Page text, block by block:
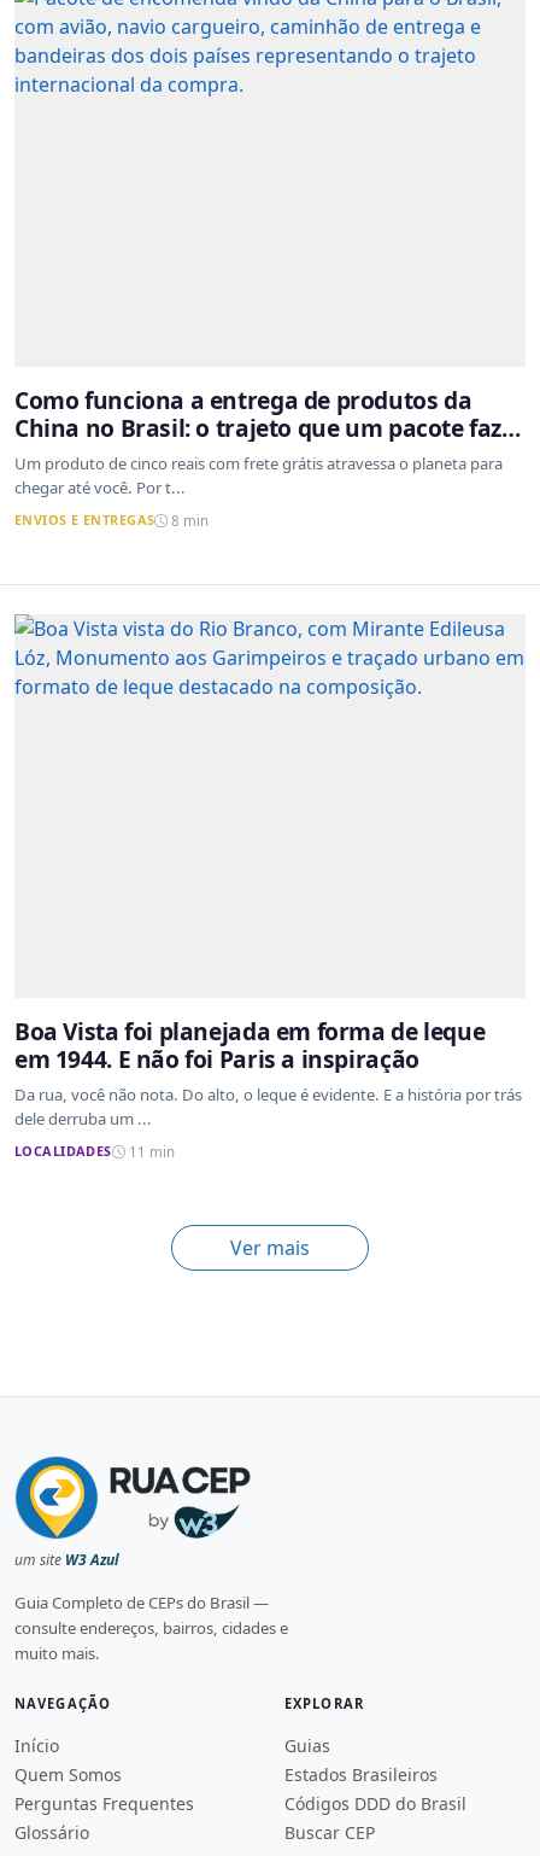
Como funciona a entrega de produtos da
China no Brasil: o trajeto que um pacote faz
do outro lado do mundo até a sua casa
Um produto de cinco reais com frete grátis atravessa o planeta para
chegar até você. Por t...
ENVIOS E ENTREGAS 8 min
Boa Vista foi planejada em forma de leque
em 1944. E não foi Paris a inspiração
Da rua, você não nota. Do alto, o leque é evidente. E a história por trás
dele derruba um ...
LOCALIDADES 11 min
Ver mais
um site W3 Azul
Guia Completo de CEPs do Brasil —
consulte endereços, bairros, cidades e
muito mais.
NAVEGAÇÃO
Início
Quem Somos
Perguntas Frequentes
Glossário
EXPLORAR
Guias
Estados Brasileiros
Códigos DDD do Brasil
Buscar CEP